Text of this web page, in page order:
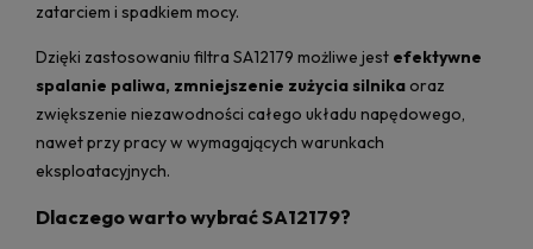
zatarciem i spadkiem mocy.
Dzięki zastosowaniu filtra SA12179 możliwe jest efektywne
spalanie paliwa, zmniejszenie zużycia silnikaoraz
zwiększenie niezawodności całego układu napędowego,
nawet przy pracy w wymagających warunkach
eksploatacyjnych.
Dlaczego warto wybrać SA12179?